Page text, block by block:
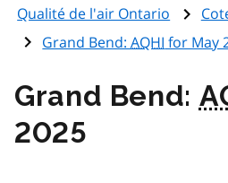
Qualité de l'air Ontario
Grand Bend:AQHI for May
Grand Bend:
2025